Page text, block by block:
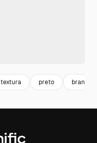
textura preto branco